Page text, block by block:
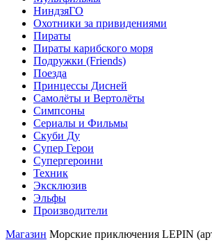
НиндзяГО
Охотники за привидениями
Пираты
Пираты карибского моря
Подружки (Friends)
Поезда
Принцессы Дисней
Самолёты и Вертолёты
Симпсоны
Сериалы и Фильмы
Скуби Ду
Супер Герои
Супергероини
Техник
Эксклюзив
Эльфы
Производители
Магазин Морские приключения LEPIN